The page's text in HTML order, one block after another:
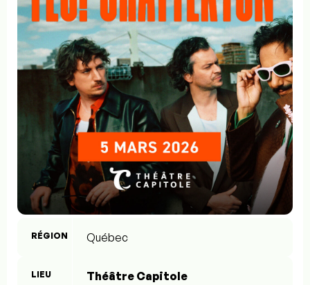
RÉGION Québec
LIEU
Théâtre Capitole